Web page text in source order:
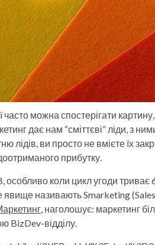
можна спостерігати
дає нам “сміттєві” ліди, з
лідів, ви просто не вмієте їх
прибутку.
особливо коли цикл угоди
явище називають Smarketing
, наголошує: маркетинг
BizDev-відділу.